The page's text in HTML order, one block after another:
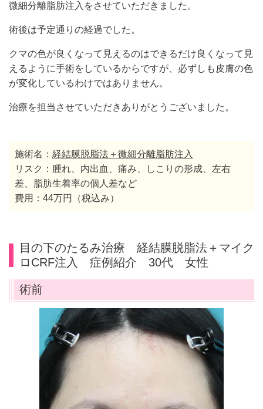
微細分離脂肪注入をさせていただきました。
術後は予定通りの経過でした。
クマの色が良くなって見えるのはできるだけ良くなって見
えるように手術をしているからですが、必ずしも皮膚の色
が変化しているわけではありません。
治療を担当させていただきありがとうございました。
施術名： 経結膜脱脂法＋微細分離脂肪注入
リスク：腫れ、内出血、痛み、しこりの形成、左右
差、脂肪生着率の個人差など
費用：44万円（税込み）
目の下のたるみ治療 経結膜脱脂法＋マイク
ロCRF注入 症例紹介 30代 女性
術前